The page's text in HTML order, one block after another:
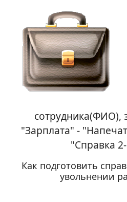
сотрудника(ФИО),
"Зарплата" -
"Справка
Как подготовить
увольнении